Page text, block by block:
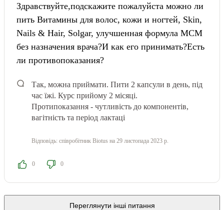
Здравствуйте,подскажите пожалуйста можно ли
пить Витамины для волос, кожи и ногтей, Skin,
Nails & Hair, Solgar, улучшенная формула МСМ
без назначения врача?И как его принимать?Есть
ли противопоказания?
Так, можна приймати. Пити 2 капсули в день, під
час їжі. Курс прийому 2 місяці.
Протипоказання - чутливість до компонентів,
вагітність та період лактаці
Відповідь: співробітник Biotus на 29 листопада 2023 р.
0 0
Переглянути інші питання